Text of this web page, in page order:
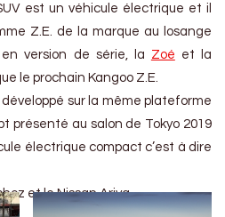
est un véhicule électrique et il
Z.E. de la marque au losange
version de série, la Zoé et la
le prochain Kangoo Z.E.
sur la même plateforme
présenté au salon de Tokyo 2019
électrique compact c’est à dire
et le Nissan Ariya